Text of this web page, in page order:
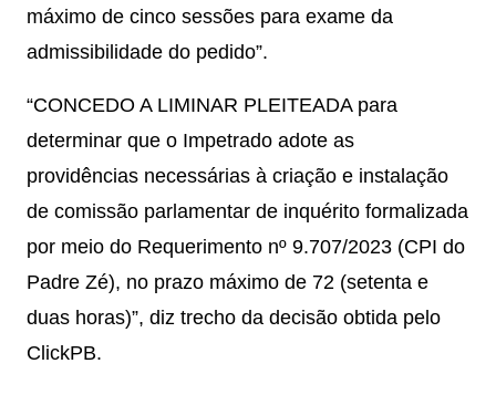
máximo de cinco sessões para exame da
admissibilidade do pedido”.
“CONCEDO A LIMINAR PLEITEADA para
determinar que o Impetrado adote as
providências necessárias à criação e instalação
de comissão parlamentar de inquérito formalizada
por meio do Requerimento nº 9.707/2023 (CPI do
Padre Zé), no prazo máximo de 72 (setenta e
duas horas)”, diz trecho da decisão obtida pelo
ClickPB.